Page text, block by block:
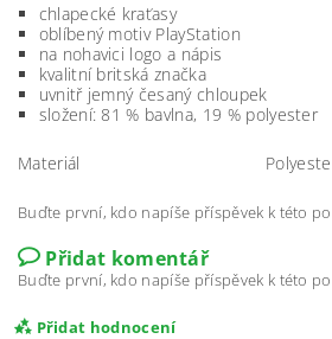
chlapecké kraťasy
oblíbený motiv PlayStation
na nohavici logo a nápis
kvalitní britská značka
uvnitř jemný česaný chloupek
složení: 81 % bavlna, 19 % polyester
Materiál
Buďte první, kdo napíše příspěvek k této
Přidat komentář
Buďte první, kdo napíše příspěvek k této
Přidat hodnocení